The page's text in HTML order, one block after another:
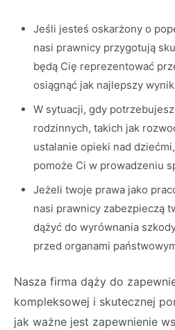
Jeśli jesteś oskarżony o
nasi prawnicy przygotują
będą Cię reprezentować
osiągnąć jak najlepszy
W sytuacji, gdy
rodzinnych, takich jak
ustalanie opieki nad
pomoże Ci w prowadzeniu
Jeżeli twoje prawa jako
nasi prawnicy zabezpieczą
dążyć do wyrównania
przed organami
Nasza firma dąży do
kompleksowej i skutecznej
jak ważne jest zapewnienie